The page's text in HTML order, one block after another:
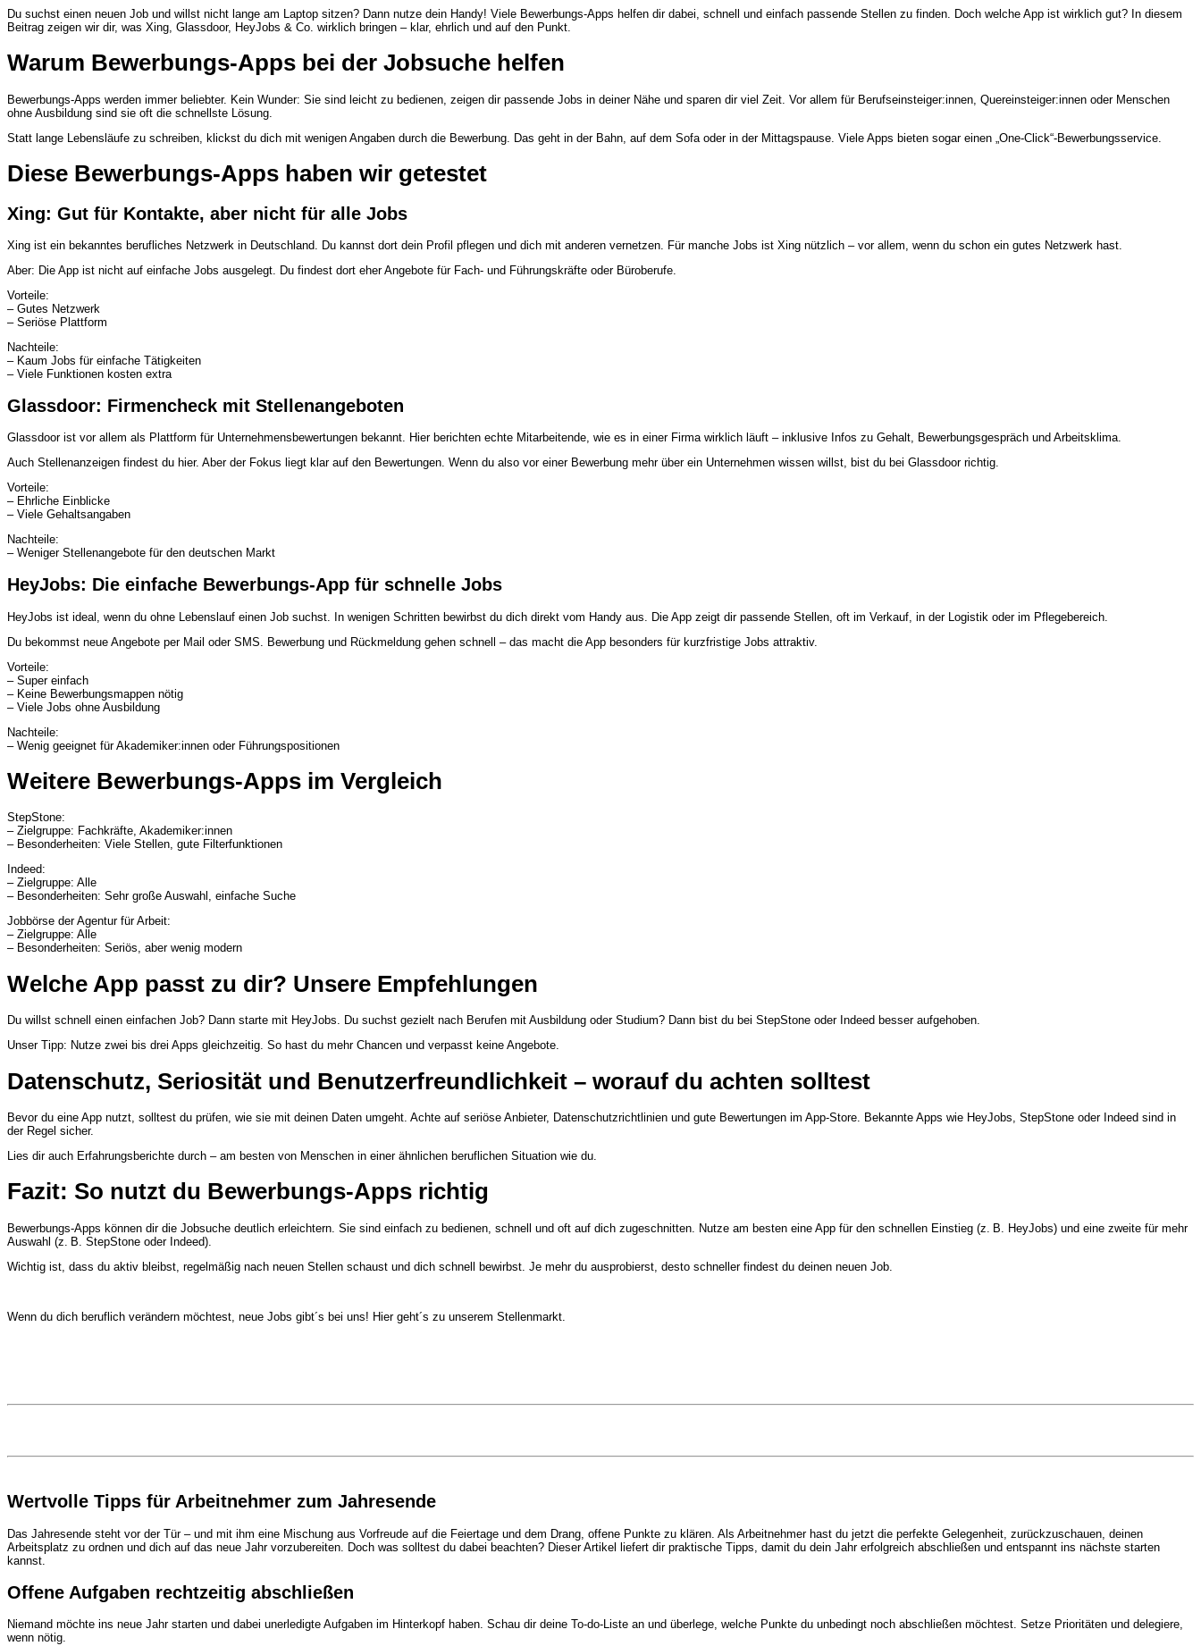
Du suchst einen neuen Job und willst nicht lange am Laptop sitzen? Dann nutze dein Handy! Viele Bewerbungs-Apps helfen dir dabei, schnell und einfach passende Stellen zu finden. Doch welche App ist wirklich gut? In diesem
Beitrag zeigen wir dir, was Xing, Glassdoor, HeyJobs & Co. wirklich bringen – klar, ehrlich und auf den Punkt.
Warum Bewerbungs-Apps bei der Jobsuche helfen
Bewerbungs-Apps werden immer beliebter. Kein Wunder: Sie sind leicht zu bedienen, zeigen dir passende Jobs in deiner Nähe und sparen dir viel Zeit. Vor allem für Berufseinsteiger:innen, Quereinsteiger:innen oder Menschen
ohne Ausbildung sind sie oft die schnellste Lösung.
Statt lange Lebensläufe zu schreiben, klickst du dich mit wenigen Angaben durch die Bewerbung. Das geht in der Bahn, auf dem Sofa oder in der Mittagspause. Viele Apps bieten sogar einen „One-Click“-Bewerbungsservice.
Diese Bewerbungs-Apps haben wir getestet
Xing: Gut für Kontakte, aber nicht für alle Jobs
Xing ist ein bekanntes berufliches Netzwerk in Deutschland. Du kannst dort dein Profil pflegen und dich mit anderen vernetzen. Für manche Jobs ist Xing nützlich – vor allem, wenn du schon ein gutes Netzwerk hast.
Aber: Die App ist nicht auf einfache Jobs ausgelegt. Du findest dort eher Angebote für Fach- und Führungskräfte oder Büroberufe.
Vorteile:
– Gutes Netzwerk
– Seriöse Plattform
Nachteile:
– Kaum Jobs für einfache Tätigkeiten
– Viele Funktionen kosten extra
Glassdoor: Firmencheck mit Stellenangeboten
Glassdoorist vor allem als Plattform für Unternehmensbewertungen bekannt. Hier berichten echte Mitarbeitende, wie es in einer Firma wirklich läuft – inklusive Infos zu Gehalt, Bewerbungsgespräch und Arbeitsklima.
Auch Stellenanzeigen findest du hier. Aber der Fokus liegt klar auf den Bewertungen. Wenn du also vor einer Bewerbung mehr über ein Unternehmen wissen willst, bist du bei Glassdoor richtig.
Vorteile:
– Ehrliche Einblicke
– Viele Gehaltsangaben
Nachteile:
– Weniger Stellenangebote für den deutschen Markt
HeyJobs: Die einfache Bewerbungs-App für schnelle Jobs
HeyJobs ist ideal, wenn du ohne Lebenslauf einen Job suchst. In wenigen Schritten bewirbst du dich direkt vom Handy aus. Die App zeigt dir passende Stellen, oft im Verkauf, in der Logistik oder im Pflegebereich.
Du bekommst neue Angebote per Mail oder SMS. Bewerbung und Rückmeldung gehen schnell – das macht die App besonders für kurzfristige Jobs attraktiv.
Vorteile:
– Super einfach
– Keine Bewerbungsmappen nötig
– Viele Jobs ohne Ausbildung
Nachteile:
– Wenig geeignet für Akademiker:innen oder Führungspositionen
Weitere Bewerbungs-Apps im Vergleich
StepStone:
– Zielgruppe: Fachkräfte, Akademiker:innen
– Besonderheiten: Viele Stellen, gute Filterfunktionen
Indeed:
– Zielgruppe: Alle
– Besonderheiten: Sehr große Auswahl, einfache Suche
Jobbörse der Agentur für Arbeit:
– Zielgruppe: Alle
– Besonderheiten: Seriös, aber wenig modern
Welche App passt zu dir? Unsere Empfehlungen
Du willst schnell einen einfachen Job? Dann starte mit HeyJobs. Du suchst gezielt nach Berufen mit Ausbildung oder Studium? Dann bist du bei StepStone oder Indeed besser aufgehoben.
Unser Tipp: Nutze zwei bis drei Apps gleichzeitig. So hast du mehr Chancen und verpasst keine Angebote.
Datenschutz, Seriosität und Benutzerfreundlichkeit – worauf du achten solltest
Bevor du eine App nutzt, solltest du prüfen, wie sie mit deinen Daten umgeht. Achte auf seriöse Anbieter, Datenschutzrichtlinien und gute Bewertungen im App-Store. Bekannte Apps wie HeyJobs, StepStone oder Indeed sind in
der Regel sicher.
Lies dir auch Erfahrungsberichte durch – am besten von Menschen in einer ähnlichen beruflichen Situation wie du.
Fazit: So nutzt du Bewerbungs-Apps richtig
Bewerbungs-Apps können dir die Jobsuche deutlich erleichtern. Sie sind einfach zu bedienen, schnell und oft auf dich zugeschnitten. Nutze am besten eine App für den schnellen Einstieg (z. B. HeyJobs) und eine zweite für mehr
Auswahl (z. B. StepStone oder Indeed).
Wichtig ist, dass du aktiv bleibst, regelmäßig nach neuen Stellen schaust und dich schnell bewirbst. Je mehr du ausprobierst, desto schneller findest du deinen neuen Job.
Wenn du dich beruflich verändern möchtest, neue Jobs gibt´s bei uns! Hier geht´s zu unserem Stellenmarkt.
Wertvolle Tipps für Arbeitnehmer zum Jahresende
Das Jahresende steht vor der Tür – und mit ihm eine Mischung aus Vorfreude auf die Feiertage und dem Drang, offene Punkte zu klären. Als Arbeitnehmer hast du jetzt die perfekte Gelegenheit, zurückzuschauen, deinen
Arbeitsplatz zu ordnen und dich auf das neue Jahr vorzubereiten. Doch was solltest du dabei beachten? Dieser Artikel liefert dir praktische Tipps, damit du dein Jahr erfolgreich abschließen und entspannt ins nächste starten
kannst.
Offene Aufgaben rechtzeitig abschließen
Niemand möchte ins neue Jahr starten und dabei unerledigte Aufgaben im Hinterkopf haben. Schau dir deine To-do-Liste an und überlege, welche Punkte du unbedingt noch abschließen möchtest. Setze Prioritäten und delegiere,
wenn nötig.